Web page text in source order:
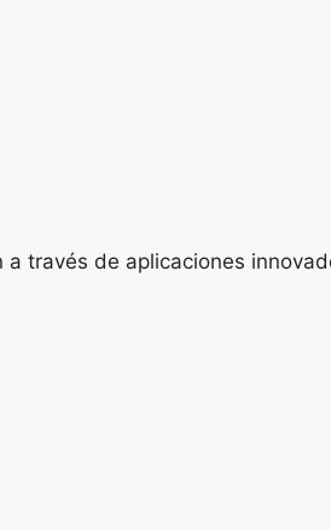
través de aplicaciones